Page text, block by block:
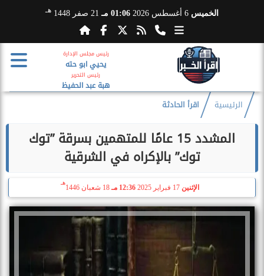
الخميس 01:06 مـ 21 صفر 1448 هـ
رئيس مجلس الإدارة
يحيي ابو حته
رئيس التحرير
هبة عبد الحفيظ
الرئيسية اقرأ الحادثة
المشدد 15 عامًا للمتهمين بسرقة ”توك
توك” بالإكراه في الشرقية
الإثنين 17 فبراير 2025 12:36 مـ 18 شعبان 1446
هـ